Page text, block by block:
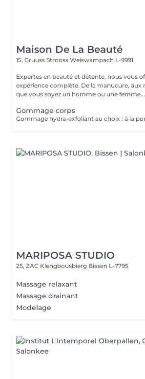
Maison De La Beauté
15, Gruuss Strooss Weiswampach L-9991
Expertes en beauté et détente, nous vous
expérience complète. De la manucure, aux
que vous soyez un homme ou une femme...
Gommage corps
MARIPOSA STUDIO
25, ZAC Klengbousbierg Bissen L-7795
Massage relaxant
Massage drainant
Modelage